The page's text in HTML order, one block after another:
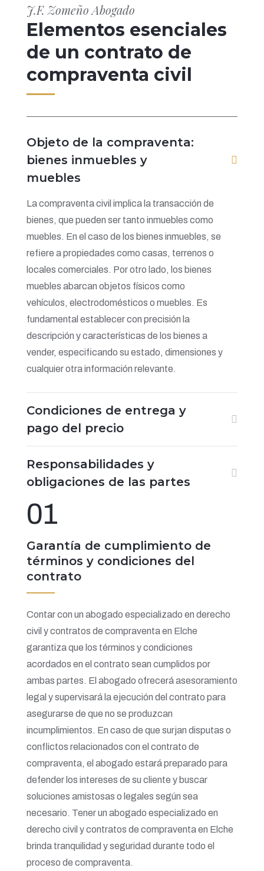
J.F. Zomeño Abogado
Elementos esenciales
de un contrato de
compraventa civil
Objeto de la compraventa:
bienes inmuebles y
muebles
La compraventa civil implica la transacción de
bienes, que pueden ser tanto inmuebles como
muebles. En el caso de los bienes inmuebles, se
refiere a propiedades como casas, terrenos o
locales comerciales. Por otro lado, los bienes
muebles abarcan objetos físicos como
vehículos, electrodomésticos o muebles. Es
fundamental establecer con precisión la
descripción y características de los bienes a
vender, especificando su estado, dimensiones y
cualquier otra información relevante.
Condiciones de entrega y
pago del precio
Responsabilidades y
obligaciones de las partes
01
Garantía de cumplimiento de
términos y condiciones del
contrato
Contar con un abogado especializado en derecho
civil y contratos de compraventa en Elche
garantiza que los términos y condiciones
acordados en el contrato sean cumplidos por
ambas partes. El abogado ofrecerá asesoramiento
legal y supervisará la ejecución del contrato para
asegurarse de que no se produzcan
incumplimientos. En caso de que surjan disputas o
conflictos relacionados con el contrato de
compraventa, el abogado estará preparado para
defender los intereses de su cliente y buscar
soluciones amistosas o legales según sea
necesario. Tener un abogado especializado en
derecho civil y contratos de compraventa en Elche
brinda tranquilidad y seguridad durante todo el
proceso de compraventa.